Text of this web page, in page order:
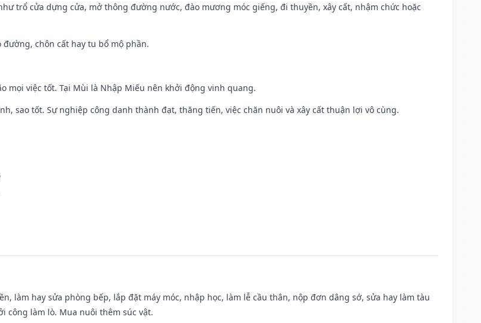
trổ cửa dựng cửa, mở thông đường nước, đào mương móc giếng, đi thuyền, xây cất, nhậm chức hoặc
chôn cất hay tu bổ mộ phần.
mọi việc tốt. Tại Mùi là Nhập Miếu nên khởi động vinh quang.
sao tốt. Sự nghiệp công danh thành đạt, thăng tiến, việc chăn nuôi và xây cất thuận lợi vô cùng.
làm hay sửa phòng bếp, lắp đặt máy móc, nhập học, làm lễ cầu thân, nộp đơn dâng sớ, sửa hay làm tàu
công làm lò. Mua nuôi thêm súc vật.